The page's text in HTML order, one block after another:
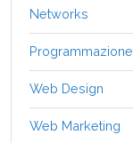
Networks
Programmazione
Web Design
Web Marketing